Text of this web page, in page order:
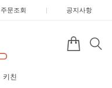
주문조회 | 공지사항
키친